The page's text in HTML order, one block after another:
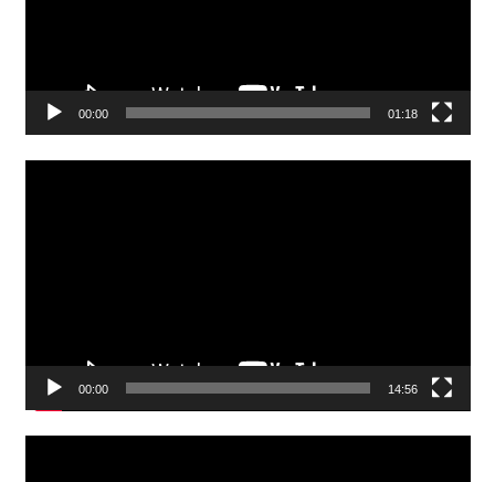
00:00 01:18
00:00 14:56